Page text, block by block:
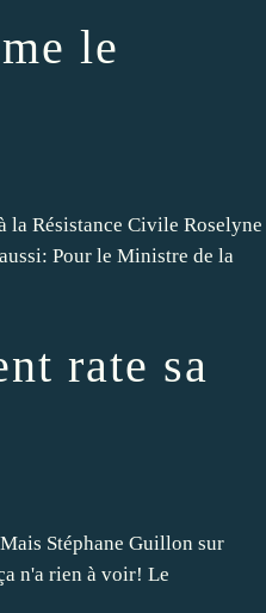
le
la Résistance Civile Roselyne
Pour le Ministre de la
rate sa
Stéphane Guillon sur
n'a rien à voir! Le